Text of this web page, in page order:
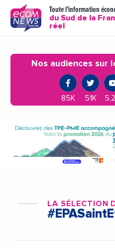
Toute l'information
du Sud de la
réel
Nos audiences sur
85K 51K
LA SÉLECTION